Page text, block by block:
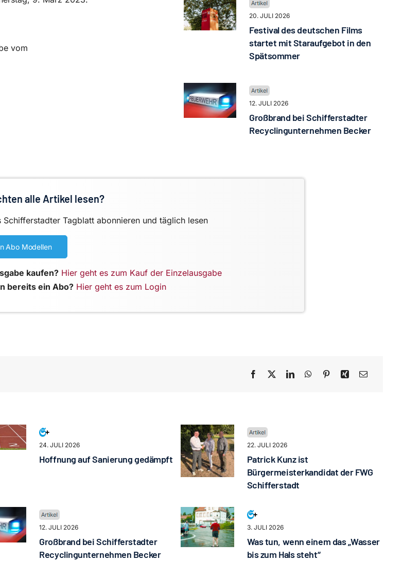
vom
20. JULI 2026
Festival des deutschen Films
startet mit Staraufgebot in den
Spätsommer
12. JULI 2026
Großbrand bei Schifferstadter
Recyclingunternehmen Becker
alle Artikel lesen?
Schifferstadter Tagblatt abonnieren und täglich lesen
Abo Modellen
kaufen? Hier geht es zum Kauf der Einzelausgabe
bereits ein Abo? Hier geht es zum Login
24. JULI 2026
Hoffnung auf Sanierung gedämpft
22. JULI 2026
Patrick Kunz ist
Bürgermeisterkandidat der FWG
Schifferstadt
12. JULI 2026
Großbrand bei Schifferstadter
Recyclingunternehmen Becker
3. JULI 2026
Was tun, wenn einem das „Wasser
bis zum Hals steht“